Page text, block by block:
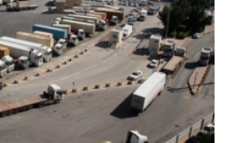
میانگین پنج‌ساله است. بسیاری
افزایش خطر حملات و هزینه بالای
تنگه
ابتدای ماه بود.